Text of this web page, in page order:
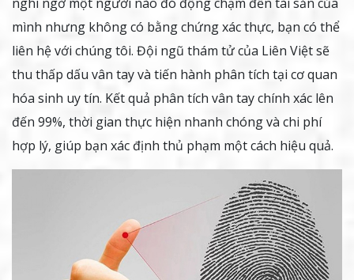
mình nhưng không có bằng chứng xác thực, bạn có thể
liên hệ với chúng tôi. Đội ngũ thám tử của Liên Việt sẽ
thu thấp dấu vân tay và tiến hành phân tích tại cơ quan
hóa sinh uy tín. Kết quả phân tích vân tay chính xác lên
đến 99%, thời gian thực hiện nhanh chóng và chi phí
hợp lý, giúp bạn xác định thủ phạm một cách hiệu quả.